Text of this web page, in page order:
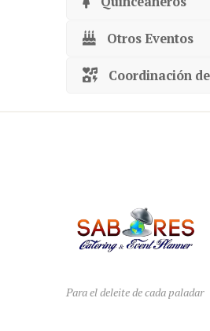
Otros Eventos
Coordinación
Para el deleite de cada paladar